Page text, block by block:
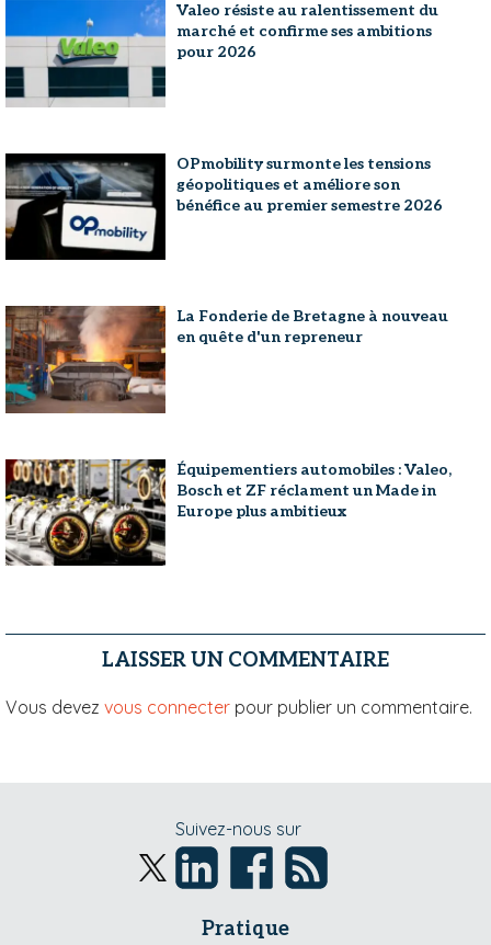
Valeo résiste au ralentissement du
marché et confirme ses ambitions
pour 2026
OPmobility surmonte les tensions
géopolitiques et améliore son
bénéfice au premier semestre 2026
La Fonderie de Bretagne à nouveau
en quête d'un repreneur
Équipementiers automobiles : Valeo,
Bosch et ZF réclament un Made in
Europe plus ambitieux
LAISSER UN COMMENTAIRE
Vous devez vous connecter pour publier un commentaire.
Suivez-nous sur
Pratique